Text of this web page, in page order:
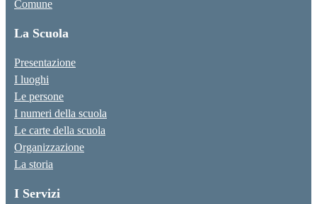
Comune
La Scuola
Presentazione
I luoghi
Le persone
I numeri della scuola
Le carte della scuola
Organizzazione
La storia
I Servizi